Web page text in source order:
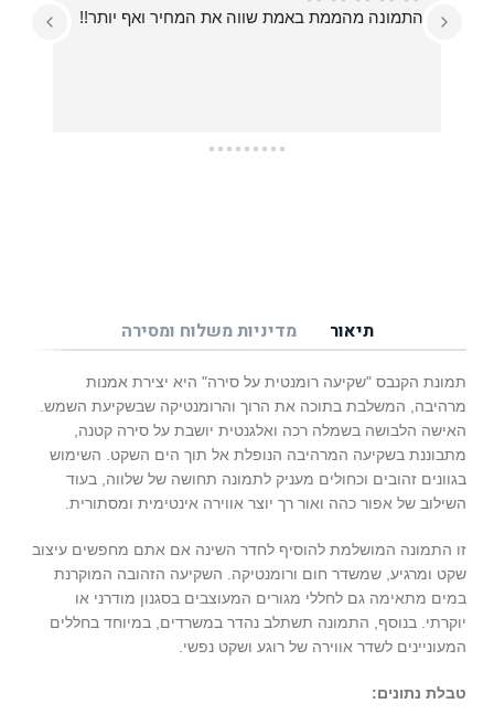
התמונה מהממת באמת שווה את המחיר ואף יותר!!
תיאור מדיניות משלוח ומסירה
תמונת הקנבס "שקיעה רומנטית על סירה" היא יצירת אמנות
מרהיבה, המשלבת בתוכה את הרוך והרומנטיקה שבשקיעת השמש.
האישה הלבושה בשמלה רכה ואלגנטית יושבת על סירה קטנה,
מתבוננת בשקיעה המרהיבה הנופלת אל תוך הים השקט. השימוש
בגוונים זהובים וכחולים מעניק לתמונה תחושה של שלווה, בעוד
השילוב של אפור כהה ואור רך יוצר אווירה אינטימית ומסתורית.
זו התמונה המושלמת להוסיף לחדר השינה אם אתם מחפשים עיצוב
שקט ומרגיע, שמשדר חום ורומנטיקה. השקיעה הזהובה המוקרנת
במים מתאימה גם לחללי מגורים המעוצבים בסגנון מודרני או
יוקרתי. בנוסף, התמונה תשתלב נהדר במשרדים, במיוחד בחללים
המעוניינים לשדר אווירה של רוגע ושקט נפשי.
טבלת נתונים: